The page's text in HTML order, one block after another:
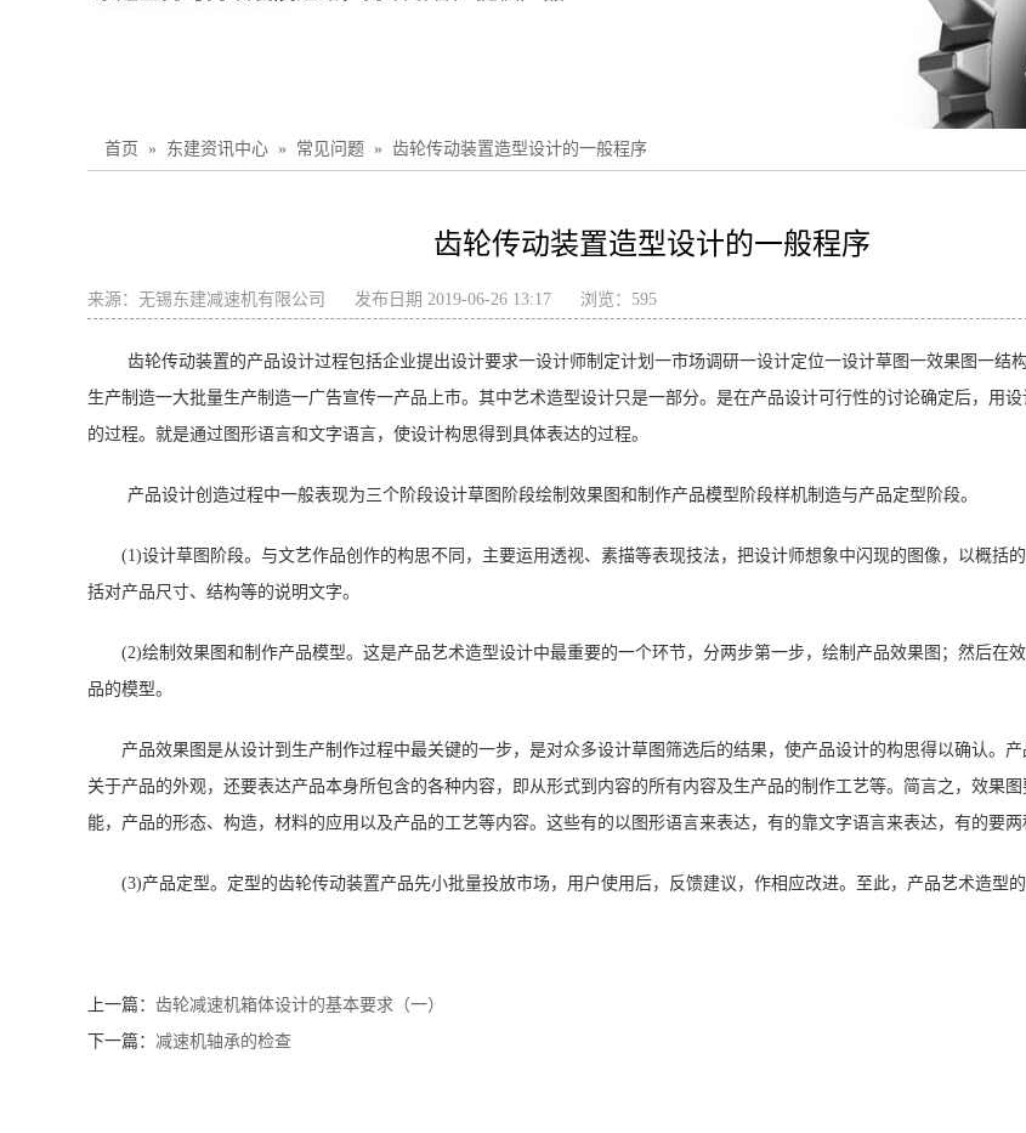
首页 » 东建资讯中心 » 常见问题 » 齿轮传动装置造型设计的一般程序
齿轮传动装置造型设计的一般程序
来源： 无锡东建减速机有限公司 发布日期 2019-06-26 13:17 浏览： 595
齿轮传动装置的产品设计过程包括企业提出设计要求一设计师制定计划一市场调研一设计定位一设计草图一效果图一结
生产制造一大批量生产制造一广告宣传一产品上市。其中艺术造型设计只是一部分。是在产品设计可行性的讨论确定后，用
的过程。就是通过图形语言和文字语言，使设计构思得到具体表达的过程。
产品设计创造过程中一般表现为三个阶段设计草图阶段绘制效果图和制作产品模型阶段样机制造与产品定型阶段。
(1)设计草图阶段。与文艺作品创作的构思不同，主要运用透视、素描等表现技法，把设计师想象中闪现的图像，以概括
括对产品尺寸、结构等的说明文字。
(2)绘制效果图和制作产品模型。这是产品艺术造型设计中最重要的一个环节，分两步第一步，绘制产品效果图；然后在
品的模型。
产品效果图是从设计到生产制作过程中最关键的一步，是对众多设计草图筛选后的结果，使产品设计的构思得以确认。
关于产品的外观，还要表达产品本身所包含的各种内容，即从形式到内容的所有内容及生产品的制作工艺等。简言之，效果
能，产品的形态、构造，材料的应用以及产品的工艺等内容。这些有的以图形语言来表达，有的靠文字语言来表达，有的要两
(3)产品定型。定型的齿轮传动装置产品先小批量投放市场，用户使用后，反馈建议，作相应改进。至此，产品艺术造型的
上一篇： 齿轮减速机箱体设计的基本要求（一）
下一篇： 减速机轴承的检查